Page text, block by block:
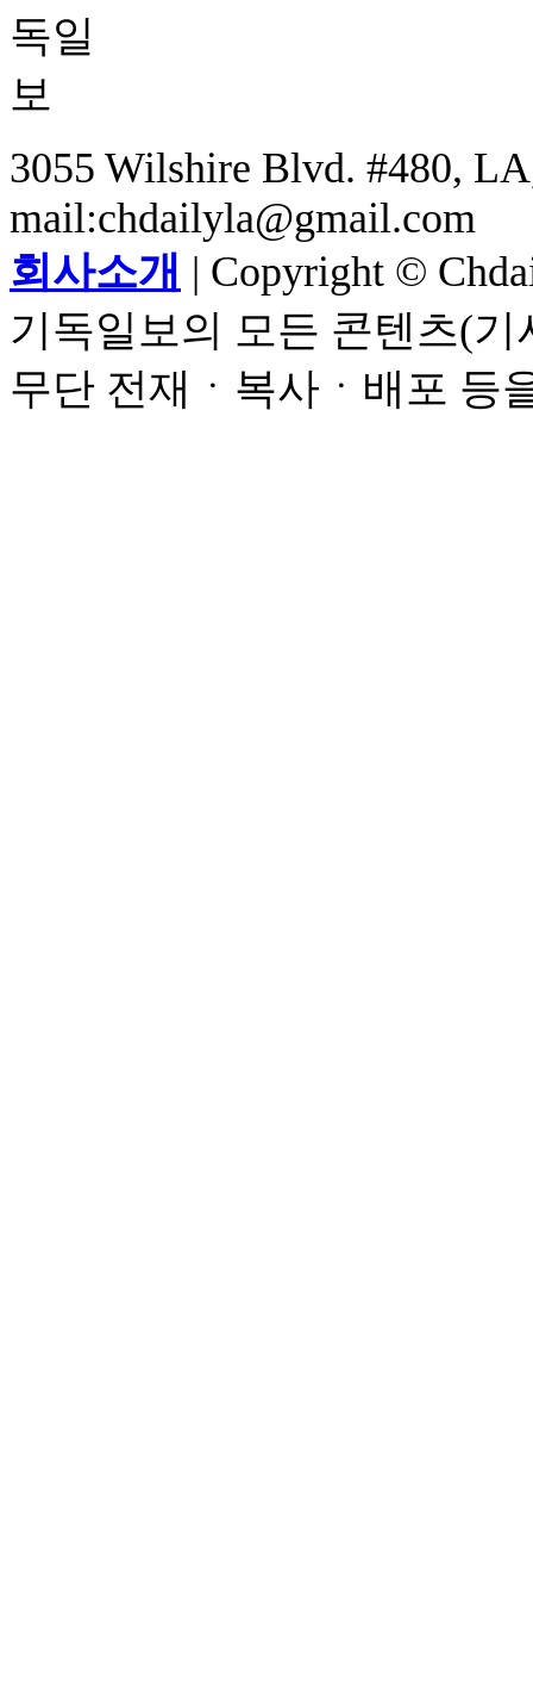
3055 Wilshire Blvd. #480,
mail:chdailyla@gmail.com
회사소개 | Copyright ©
기독일보의 모든 콘텐츠(
무단 전재ㆍ복사ㆍ배포 등